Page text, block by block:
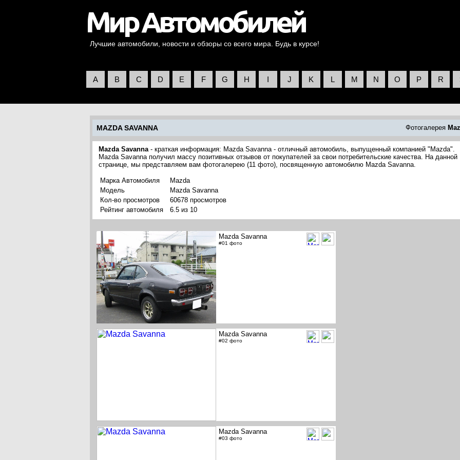
Лучшие автомобили, новости и обзоры со всего мира. Будь в курсе!
A B C D E F G H I J K L M N O P R
MAZDA SAVANNA Фотогалерея
Mazda Savanna- краткая информация: Mazda Savanna - отличный автомобиль, выпущенный компанией "Mazda".
Mazda Savanna получил массу позитивных отзывов от покупателей за свои потребительские качества. На данной
странице, мы представляем вам фотогалерею (11 фото), посвященную автомобилю Mazda Savanna.
Марка Автомобиля
Mazda
Модель
Mazda Savanna
Кол-во просмотров
60678 просмотров
Рейтинг автомобиля
6.5 из 10
Mazda Savanna
#01 фото
Mazda Savanna
#02 фото
Mazda Savanna
#03 фото